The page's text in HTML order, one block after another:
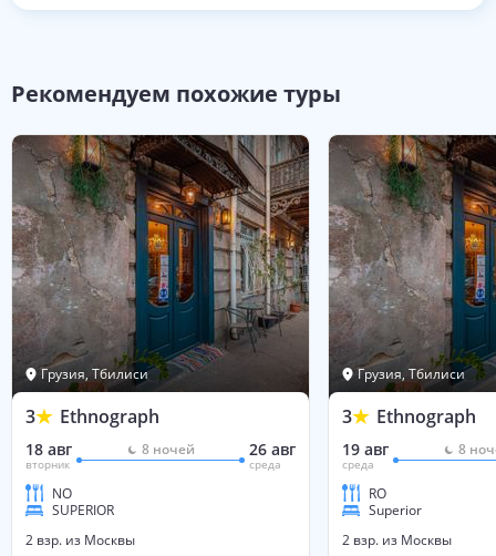
Рекомендуем похожие туры
Грузия, Тбилиси
3 Ethnograph
18 авг
вторник
8 ночей 26 авг
среда
NO
SUPERIOR
2 взр. из Москвы
Грузия, Тбилиси
3 Ethnograph
19 авг
среда
8
RO
Superior
2 взр. из Москвы